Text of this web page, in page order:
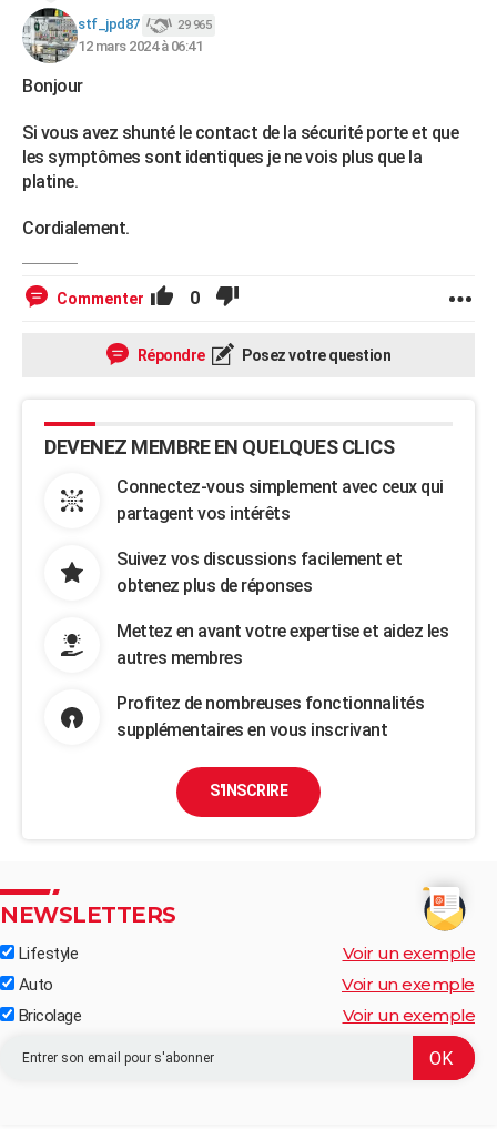
FORUM
Bricolage
Lifestyle
Culture
Sport
Auto
Television
Voyage
Cinema
stf_jpd87 29 965
12 mars 2024 à 06:41
Bonjour
Si vous avez shunté le contact de la sécurité porte et que
les symptômes sont identiques je ne vois plus que la
platine.
Cordialement.
Commenter 0
Répondre Posez votre question
DEVENEZ MEMBRE EN QUELQUES CLICS
Connectez-vous simplement avec ceux qui
partagent vos intérêts
Suivez vos discussions facilement et
obtenez plus de réponses
Mettez en avant votre expertise et aidez les
autres membres
Profitez de nombreuses fonctionnalités
supplémentaires en vous inscrivant
S'INSCRIRE
NEWSLETTERS
Lifestyle Voir un exemple
Auto Voir un exemple
Bricolage Voir un exemple